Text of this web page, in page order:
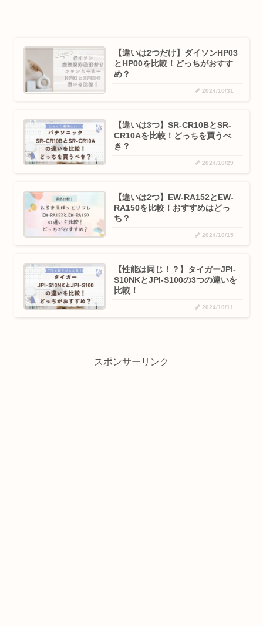
【違いは2つだけ】ダイソンHP03
とHP00を比較！どっちがおすす
め？
2024/10/31
【違いは3つ】SR-CR10BとSR-
CR10Aを比較！どっちを買うべ
き？
2024/10/29
【違いは2つ】EW-RA152とEW-
RA150を比較！おすすめはどっ
ち？
2024/10/15
【性能は同じ！？】タイガーJPI-
S10NKとJPI-S100の3つの違いを
比較！
2024/10/11
スポンサーリンク